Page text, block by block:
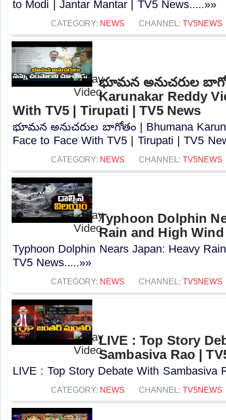
to Modi | Jantar Mantar | TV5 News.....»»
CATEGORY: NEWS CHANNEL: TV5NEWS
భూమన అనుచరుల
Karunakar Reddy
With TV5 | Tirupati | TV5 News
భూమన అనుచరుల బాగోతం | Bhumana
Face to Face With TV5 | Tirupati | TV5
CATEGORY: NEWS CHANNEL: TV5NEWS
Typhoon Dolphin
Rain and High
Typhoon Dolphin Nears Japan: Heavy
TV5 News.....»»
CATEGORY: NEWS CHANNEL: TV5NEWS
LIVE : Top Story
Sambasiva Rao |
LIVE : Top Story Debate With Sambasiva
CATEGORY: NEWS CHANNEL: TV5NEWS